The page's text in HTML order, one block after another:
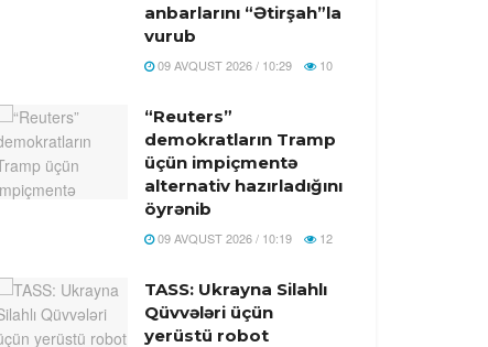
anbarlarını “Ətirşah”la
vurub
09 AVQUST 2026 / 10:29 10
“Reuters”
demokratların Tramp
üçün impiçmentə
alternativ hazırladığını
öyrənib
09 AVQUST 2026 / 10:19 12
TASS: Ukrayna Silahlı
Qüvvələri üçün
yerüstü robot